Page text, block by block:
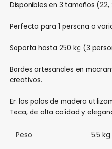
Disponibles en 3 tamaños (22,
Perfecta para 1 persona o
Soporta hasta 250 kg (3
Bordes artesanales en
creativos.
En los palos de madera
Teca, de alta calidad y
Peso 5.5 kg